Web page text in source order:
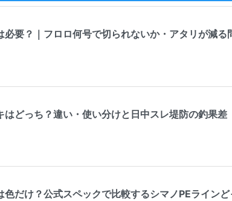
必要？｜フロロ何号で切られないか・アタリが減る
はどっち？違い・使い分けと日中スレ堤防の釣果差
色だけ？公式スペックで比較するシマノPEライン